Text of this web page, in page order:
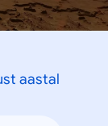
aastal